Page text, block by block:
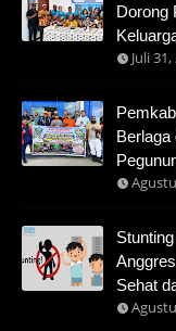
Dorong
Juli
Berlaga
Sehat